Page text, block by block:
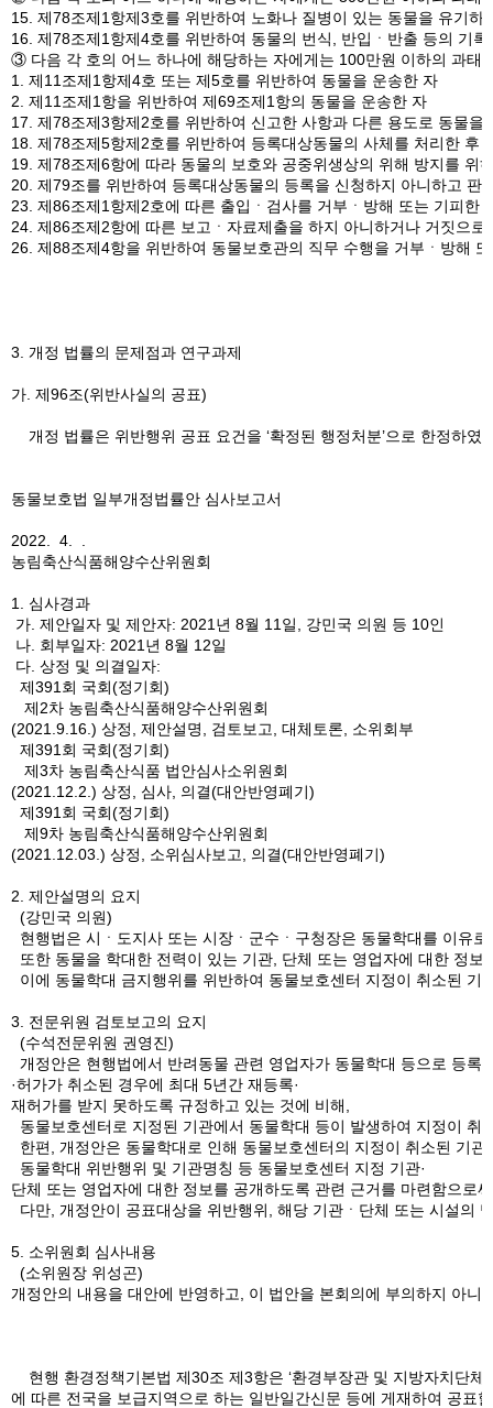
15. 제78조제1항제3호를 위반하여 노화나 질병이 있는 동물을 유기
16. 제78조제1항제4호를 위반하여 동물의 번식, 반입ㆍ반출 등의 기
③ 다음 각 호의 어느 하나에 해당하는 자에게는 100만원 이하의 과태
1. 제11조제1항제4호 또는 제5호를 위반하여 동물을 운송한 자
2. 제11조제1항을 위반하여 제69조제1항의 동물을 운송한 자
17. 제78조제3항제2호를 위반하여 신고한 사항과 다른 용도로 동물을
18. 제78조제5항제2호를 위반하여 등록대상동물의 사체를 처리한 후
19. 제78조제6항에 따라 동물의 보호와 공중위생상의 위해 방지를
20. 제79조를 위반하여 등록대상동물의 등록을 신청하지 아니하고 판
23. 제86조제1항제2호에 따른 출입ㆍ검사를 거부ㆍ방해 또는 기피한
24. 제86조제2항에 따른 보고ㆍ자료제출을 하지 아니하거나 거짓으
26. 제88조제4항을 위반하여 동물보호관의 직무 수행을 거부ㆍ방해
3. 개정 법률의 문제점과 연구과제
가. 제96조(위반사실의 공표)
개정 법률은 위반행위 공표 요건을 ‘확정된 행정처분’으로 한정하
동물보호법 일부개정법률안 심사보고서
2022. 4. .
농림축산식품해양수산위원회
1. 심사경과
가. 제안일자 및 제안자: 2021년 8월 11일, 강민국 의원 등 10인
나. 회부일자: 2021년 8월 12일
다. 상정 및 의결일자:
제391회 국회(정기회)
제2차 농림축산식품해양수산위원회
(2021.9.16.) 상정, 제안설명, 검토보고, 대체토론, 소위회부
제391회 국회(정기회)
제3차 농림축산식품 법안심사소위원회
(2021.12.2.) 상정, 심사, 의결(대안반영폐기)
제391회 국회(정기회)
제9차 농림축산식품해양수산위원회
(2021.12.03.) 상정, 소위심사보고, 의결(대안반영폐기)
2. 제안설명의 요지
(강민국 의원)
현행법은 시ㆍ도지사 또는 시장ㆍ군수ㆍ구청장은 동물학대를 이유
또한 동물을 학대한 전력이 있는 기관, 단체 또는 영업자에 대한 정
이에 동물학대 금지행위를 위반하여 동물보호센터 지정이 취소된
3. 전문위원 검토보고의 요지
(수석전문위원 권영진)
개정안은 현행법에서 반려동물 관련 영업자가 동물학대 등으로 등록
·허가가 취소된 경우에 최대 5년간 재등록·
재허가를 받지 못하도록 규정하고 있는 것에 비해,
동물보호센터로 지정된 기관에서 동물학대 등이 발생하여 지정이
한편, 개정안은 동물학대로 인해 동물보호센터의 지정이 취소된 기
동물학대 위반행위 및 기관명칭 등 동물보호센터 지정 기관·
단체 또는 영업자에 대한 정보를 공개하도록 관련 근거를 마련함으로
다만, 개정안이 공표대상을 위반행위, 해당 기관ㆍ단체 또는 시설의
5. 소위원회 심사내용
(소위원장 위성곤)
개정안의 내용을 대안에 반영하고, 이 법안을 본회의에 부의하지 아니
현행 환경정책기본법 제30조 제3항은 ‘환경부장관 및 지방자치단
에 따른 전국을 보급지역으로 하는 일반일간신문 등에 게재하여 공표